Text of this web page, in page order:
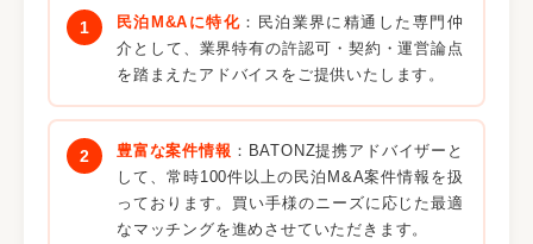
民泊M&Aに特化 ：民泊業界に精通した専門仲
介として、業界特有の許認可・契約・運営論点
を踏まえたアドバイスをご提供いたします。
豊富な案件情報 ：BATONZ提携アドバイザーと
して、常時100件以上の民泊M&A案件情報を扱
っております。買い手様のニーズに応じた最適
なマッチングを進めさせていただきます。